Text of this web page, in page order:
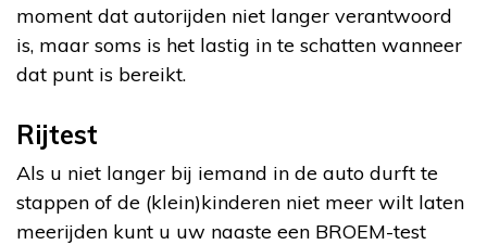
moment dat autorijden niet langer verantwoord
is, maar soms is het lastig in te schatten wanneer
dat punt is bereikt.
Rijtest
Als u niet langer bij iemand in de auto durft te
stappen of de (klein)kinderen niet meer wilt laten
meerijden kunt u uw naaste een BROEM-test